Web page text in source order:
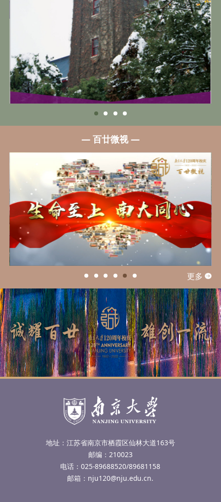
百廿南大“诚”字
— 百廿微视 —
更多
地址：江苏省南京市栖霞区仙林大道163号
邮编：210023
电话：025-89688520/89681158
邮箱：nju120@nju.edu.cn.